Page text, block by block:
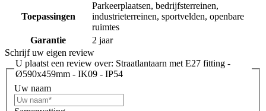
Toepassingen
Parkeerplaatsen, bedrijfsterreinen,
industrieterreinen, sportvelden, openbare
ruimtes
Garantie
2 jaar
Schrijf uw eigen review
U plaatst een review over: Straatlantaarn met E27 fitting -
Ø590x459mm - IK09 - IP54
Uw naam